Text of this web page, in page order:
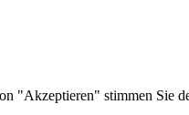
"Akzeptieren" stimmen Sie